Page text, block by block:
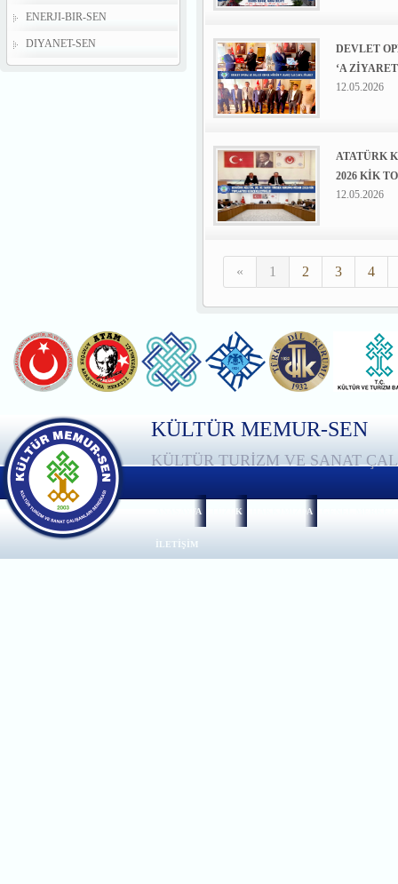
ENERJI-BIR-SEN
DIYANET-SEN
DEVLET
‘A ZİYARET
12.05.2026
ATATÜRK
2026 KİK
12.05.2026
« 1 2 3 4
KÜLTÜR MEMUR-SEN
KÜLTÜR TURİZM VE SANAT
ANASAYFA TÜZÜK HAKKIMIZDA
İLETİŞİM